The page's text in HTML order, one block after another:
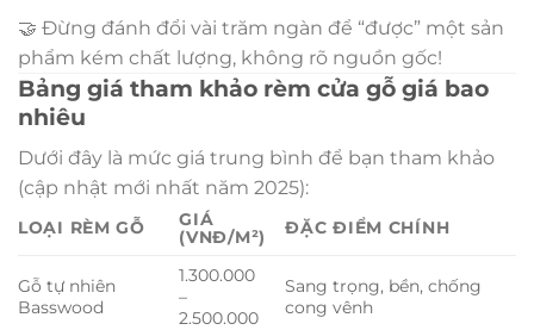
🤝 Đừng đánh đổi vài trăm ngàn để “được” một sản
phẩm kém chất lượng, không rõ nguồn gốc!
Bảng giá tham khảo rèm cửa gỗ giá bao
nhiêu
Dưới đây là mức giá trung bình để bạn tham khảo
(cập nhật mới nhất năm 2025):
LOẠI RÈM GỖ
GIÁ
(VNĐ/M²)
ĐẶC ĐIỂM CHÍNH
Gỗ tự nhiên
Basswood
1.300.000
–
2.500.000
Sang trọng, bền, chống
cong vênh